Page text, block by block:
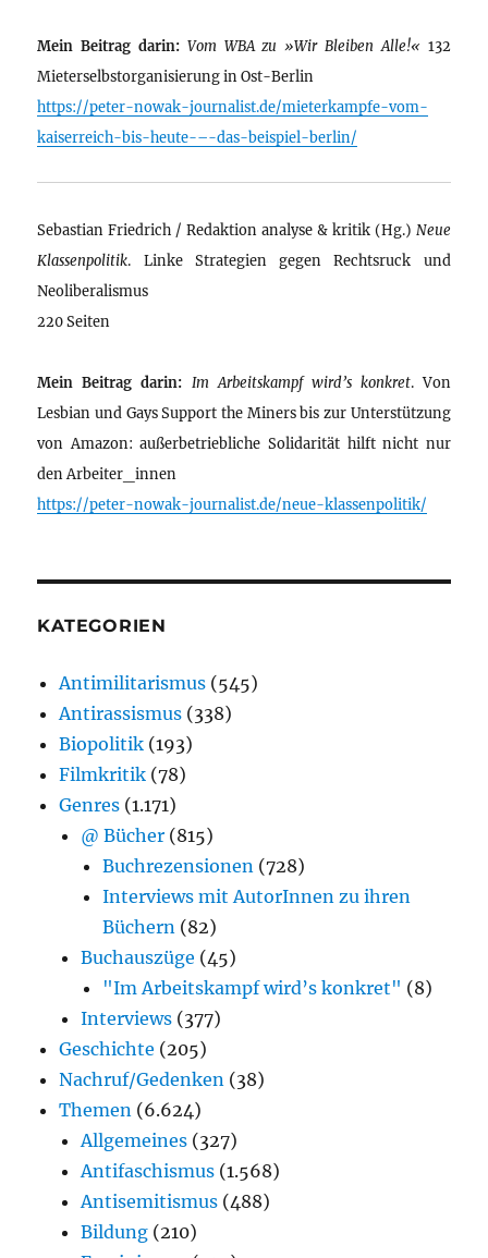
Mein Beitrag darin: Vom WBA zu »Wir Bleiben Alle!« 132
Mieterselbstorganisierung in Ost-Berlin
https://peter-nowak-journalist.de/mieterkampfe-vom-
kaiserreich-bis-heute-–-das-beispiel-berlin/
Sebastian Friedrich / Redaktion analyse & kritik (Hg.) Neue
Klassenpolitik. Linke Strategien gegen Rechtsruck und
Neoliberalismus
220 Seiten
Mein Beitrag darin: Im Arbeitskampf wird’s konkret. Von
Lesbian und Gays Support the Miners bis zur Unterstützung
von Amazon: außerbetriebliche Solidarität hilft nicht nur
den Arbeiter_innen
https://peter-nowak-journalist.de/neue-klassenpolitik/
KATEGORIEN
Antimilitarismus (545)
Antirassismus (338)
Biopolitik (193)
Filmkritik (78)
Genres (1.171)
@ Bücher (815)
Buchrezensionen (728)
Interviews mit AutorInnen zu ihren
Büchern (82)
Buchauszüge (45)
"Im Arbeitskampf wird’s konkret" (8)
Interviews (377)
Geschichte (205)
Nachruf/Gedenken (38)
Themen (6.624)
Allgemeines (327)
Antifaschismus (1.568)
Antisemitismus (488)
Bildung (210)